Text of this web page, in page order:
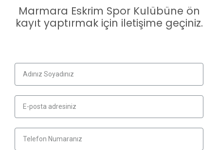
Marmara Eskrim Spor Kulübüne ön
kayıt yaptırmak için iletişime geçiniz.